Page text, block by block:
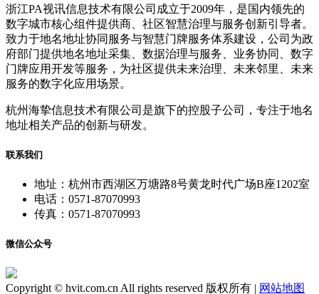
浙江PA视讯信息技术有限公司成立于2009年，是国内领先的
数字城市核心组件提供商、社区智慧治理与服务创新引导者。
致力于地名地址协同服务与智慧门牌服务体系建设，公司为政
府部门提供地名地址采集、数据治理与服务、业务协同、数字
门牌应用开发等服务，为社区提供未来治理、未来邻里、未来
服务的数字化应用场景。
杭州海挚信息技术有限公司是旗下的控股子公司，专注于地名
地址相关产品的创新与研发。
联系我们
地址：杭州市西湖区万塘路8号黄龙时代广场B座1202室
电话：0571-87070993
传真：0571-87070993
微信公众号
Copyright © hvit.com.cn All rights reserved 版权所有 | 网站地图